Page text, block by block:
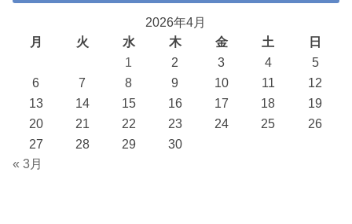
2026年4月
月
火 水 木 金 土
日
1
2 3 4
5
6
7 8 9 10 11
12
13
14 15 16 17 18
19
20
21 22 23 24 25
26
27
28 29
30
« 3月